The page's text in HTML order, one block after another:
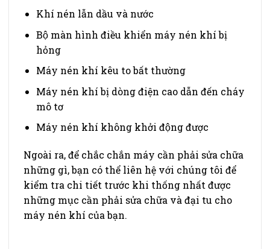
Khí nén lẫn dầu và nước
Bộ màn hình điều khiển máy nén khí bị
hỏng
Máy nén khí kêu to bất thường
Máy nén khí bị dòng điện cao dẫn đến cháy
mô tơ
Máy nén khí không khởi động được
Ngoài ra, để chắc chắn máy cần phải sửa chữa
những gì, bạn có thể liên hệ với chúng tôi để
kiểm tra chi tiết trước khi thống nhất được
những mục cần phải sửa chữa và đại tu cho
máy nén khí của bạn.